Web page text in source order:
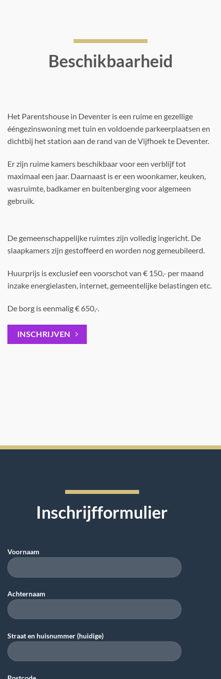
Beschikbaarheid
Het Parentshouse in Deventer is een ruime en gezellige
ééngezinswoning met tuin en voldoende parkeerplaatsen en
dichtbij het station aan de rand van de Vijfhoek te Deventer.
Er zijn ruime kamers beschikbaar voor een verblijf tot
maximaal een jaar. Daarnaast is er een woonkamer, keuken,
wasruimte, badkamer en buitenberging voor algemeen
gebruik.
De gemeenschappelijke ruimtes zijn volledig ingericht. De
slaapkamers zijn gestoffeerd en worden nog gemeubileerd.
Huurprijs is exclusief een voorschot van € 150,- per maand
inzake energielasten, internet, gemeentelijke belastingen etc.
De borg is eenmalig € 650,-.
INSCHRIJVEN
Inschrijfformulier
Voornaam
Achternaam
Straat en huisnummer (huidige)